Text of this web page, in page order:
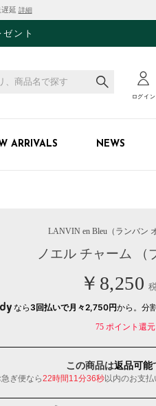
延 詳細
ント
ログイン
ARRIVALS NEWS
LANVIN en Bleu （ランバン
ノエル チャーム （
￥8,250
なら 3回払いで月々2,750円から。分
75ポイント還元
この商品は返品可能
急ぎ便なら22時間11分36秒以内のお支払